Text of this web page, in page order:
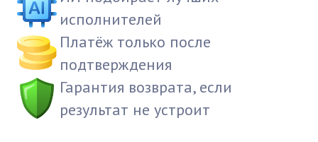
исполнителей
Платёж только после
подтверждения
Гарантия возврата, если
результат не устроит